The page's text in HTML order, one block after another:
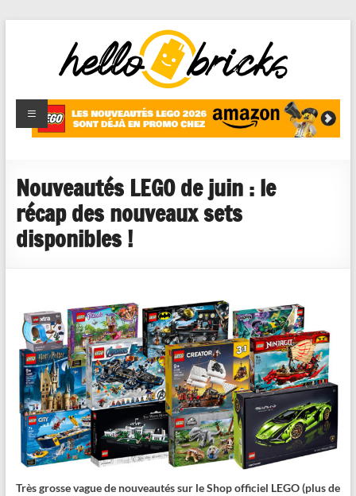
HelloBricks
Blog LEGO,
nouveaut�s
reviews
Nouveautés LEGO de juin : le
récap des nouveaux sets
disponibles !
Très grosse vague de nouveautés sur le Shop officiel LEGO(plus de